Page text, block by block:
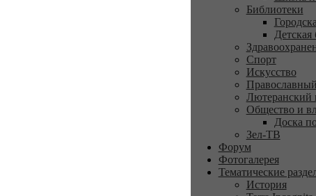
Библиотеки
Детская
Спорт
Искусство
Лютеранский
Общество и
Доска
Зел-ТВ
Форум
Фотогалерея
Тематические
История